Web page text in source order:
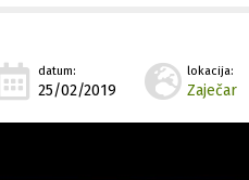
datum:
25/02/2019
lokacija:
Zaječar